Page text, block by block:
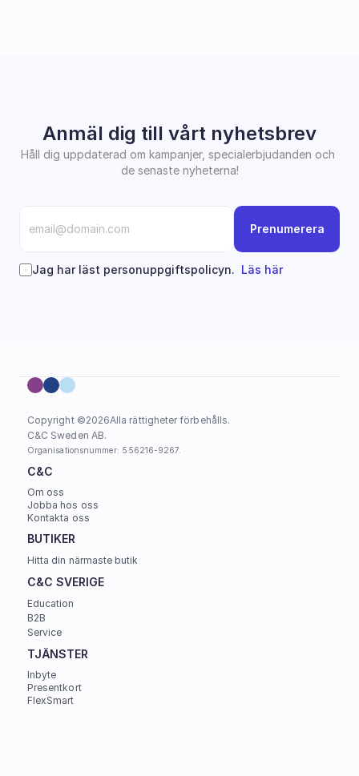
Anmäl dig till vårt nyhetsbrev
Håll dig uppdaterad om kampanjer, specialerbjudanden och
de senaste nyheterna!
Prenumerera
Jag har läst personuppgiftspolicyn. Läs här
Copyright ©2026Alla rättigheter förbehålls.
C&C Sweden AB.
Organisationsnummer: 556216-9267.
C&C
Om oss
Jobba hos oss
Kontakta oss
BUTIKER
Hitta din närmaste butik
C&C SVERIGE
Education
B2B
Service
TJÄNSTER
Inbyte
Presentkort
FlexSmart